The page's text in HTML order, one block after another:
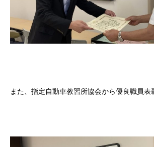
また、指定自動車教習所協会から優良職員表